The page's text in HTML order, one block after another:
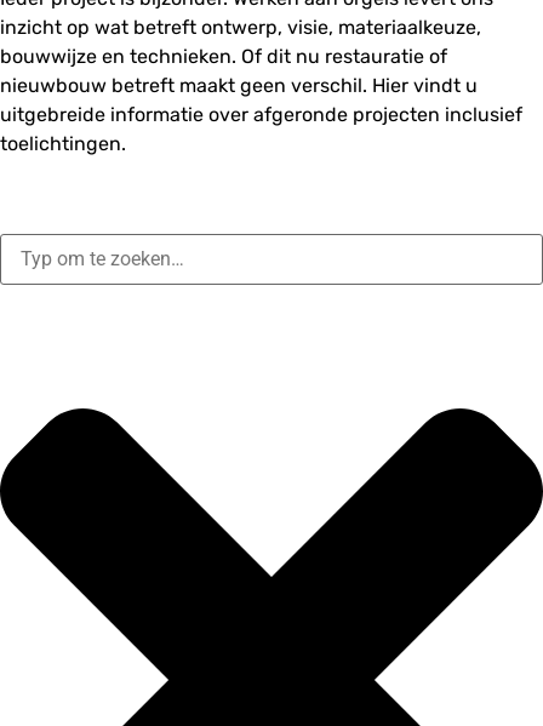
inzicht op wat betreft ontwerp, visie, materiaalkeuze,
bouwwijze en technieken. Of dit nu restauratie of
nieuwbouw betreft maakt geen verschil. Hier vindt u
uitgebreide informatie over afgeronde projecten inclusief
toelichtingen.